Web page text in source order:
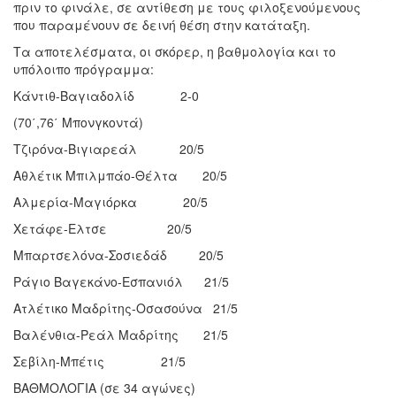
πριν το φινάλε, σε αντίθεση με τους φιλοξενούμενους
που παραμένουν σε δεινή θέση στην κατάταξη.
Τα αποτελέσματα, οι σκόρερ, η βαθμολογία και το
υπόλοιπο πρόγραμμα:
Κάντιθ-Βαγιαδολίδ 2-0
(70΄,76΄ Μπονγκοντά)
Τζιρόνα-Βιγιαρεάλ 20/5
Αθλέτικ Μπιλμπάο-Θέλτα 20/5
Αλμερία-Μαγιόρκα 20/5
Χετάφε-Ελτσε 20/5
Μπαρτσελόνα-Σοσιεδάδ 20/5
Ράγιο Βαγεκάνο-Εσπανιόλ 21/5
Ατλέτικο Μαδρίτης-Οσασούνα 21/5
Βαλένθια-Ρεάλ Μαδρίτης 21/5
Σεβίλη-Μπέτις 21/5
ΒΑΘΜΟΛΟΓΙΑ (σε 34 αγώνες)